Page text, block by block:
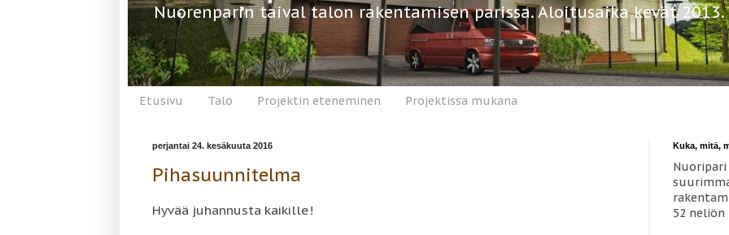
Nuorenparin taival talon rakentamisen parissa. Aloitusaika kevät 2013.
Etusivu Talo Projektin eteneminen Projektissa mukana
perjantai 24. kesäkuuta 2016
Pihasuunnitelma
Hyvää juhannusta kaikille!
Kuka, mitä,
52